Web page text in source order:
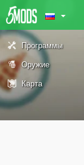
Программы
Оружие
Карта